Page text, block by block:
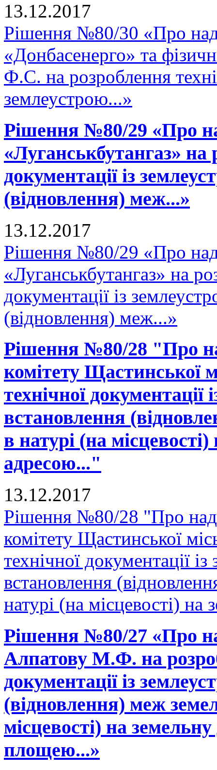
13.12.2017
Рішення №80/30 «Про
«Донбасенерго» та
Ф.С. на розроблення
землеустрою...»
Рішення №80/29 «Про
«Луганськбутангаз» на
документації із
(відновлення) меж...»
13.12.2017
Рішення №80/29 «Про
«Луганськбутангаз» на
документації із
(відновлення) меж...»
Рішення №80/28 "Про
комітету Щастинської
технічної
встановлення
в натурі (на
адресою..."
13.12.2017
Рішення №80/28 "Про
комітету Щастинської
технічної документації
встановлення
натурі (на місцевості)
Рішення №80/27 «Про
Алпатову М.Ф. на
документації із
(відновлення) меж
місцевості) на
площею...»